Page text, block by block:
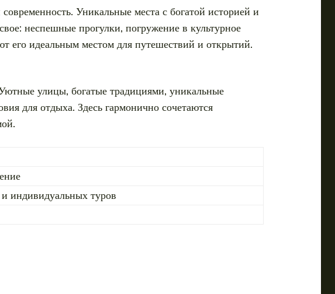
Уникальные места с богатой историей и
неспешные прогулки, погружение в культурное
его идеальным местом для путешествий и открытий.
улицы, богатые традициями, уникальные
для отдыха. Здесь гармонично сочетаются
индивидуальных туров